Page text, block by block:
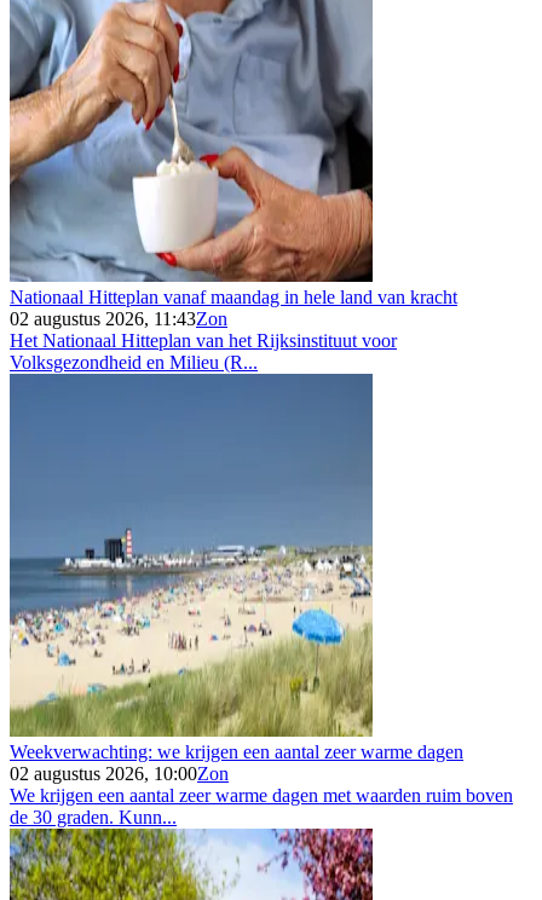
Nationaal Hitteplan vanaf maandag in hele land van kracht
02 augustus 2026, 11:43Zon
Het Nationaal Hitteplan van het Rijksinstituut voor
Volksgezondheid en Milieu (R...
Weekverwachting: we krijgen een aantal zeer warme dagen
02 augustus 2026, 10:00Zon
We krijgen een aantal zeer warme dagen met waarden ruim boven
de 30 graden. Kunn...